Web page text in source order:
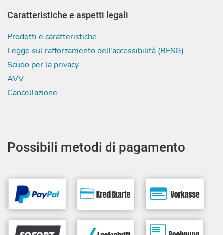
Caratteristiche e aspetti legali
Prodotti e caratteristiche
Legge sul rafforzamento dell'accessibilità (BFSG)
Scudo per la privacy
AVV
Cancellazione
Possibili metodi di pagamento